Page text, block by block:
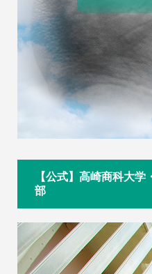
【公式】高崎商科大
部